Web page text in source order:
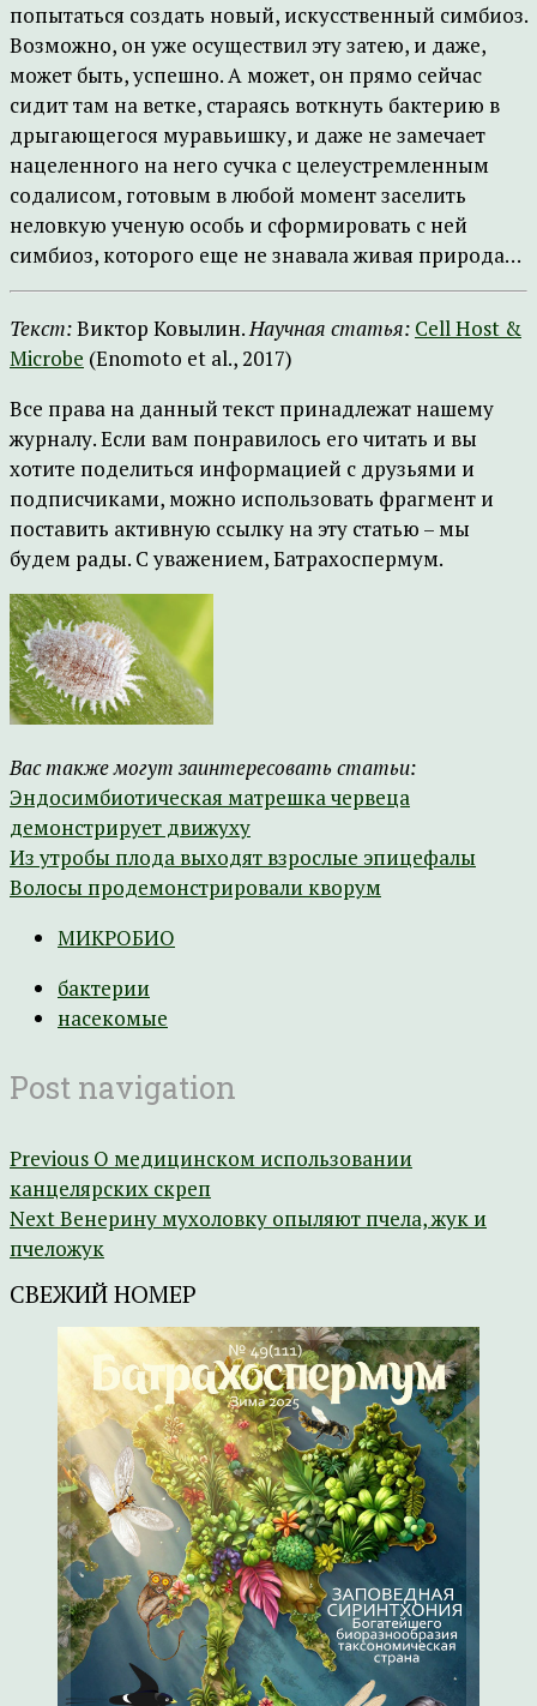
попытаться создать новый, искусственный симбиоз.
Возможно, он уже осуществил эту затею, и даже,
может быть, успешно. А может, он прямо сейчас
сидит там на ветке, стараясь воткнуть бактерию в
дрыгающегося муравьишку, и даже не замечает
нацеленного на него сучка с целеустремленным
содалисом, готовым в любой момент заселить
неловкую ученую особь и сформировать с ней
симбиоз, которого еще не знавала живая природа…
Текст:Виктор Ковылин.Научная статья: Cell Host &
Microbe (Enomoto et al., 2017)
Все права на данный текст принадлежат нашему
журналу. Если вам понравилось его читать и вы
хотите поделиться информацией с друзьями и
подписчиками, можно использовать фрагмент и
поставить активную ссылку на эту статью – мы
будем рады. С уважением, Батрахоспермум.
Вас также могут заинтересовать статьи:
Эндосимбиотическая матрешка червеца
демонстрирует движуху
Из утробы плода выходят взрослые эпицефалы
Волосы продемонстрировали кворум
МИКРОБИО
бактерии
насекомые
Post navigation
Previous О медицинском использовании
канцелярских скреп
NextВенерину мухоловку опыляют пчела, жук и
пчеложук
СВЕЖИЙ НОМЕР